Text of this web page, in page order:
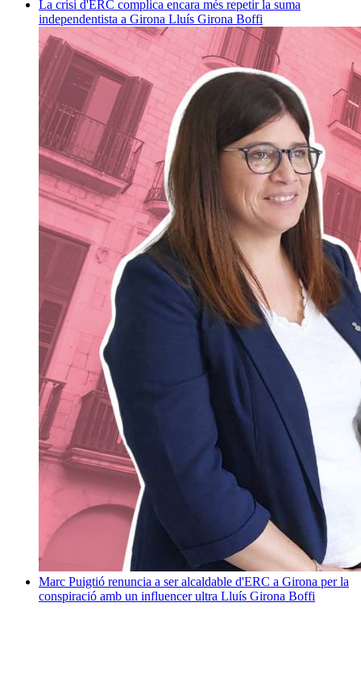
La crisi d'ERC complica encara més repetir la suma
independentista a Girona Lluís Girona Boffi
Marc Puigtió renuncia a ser alcaldable d'ERC a Girona per la
conspiració amb un influencer ultra Lluís Girona Boffi